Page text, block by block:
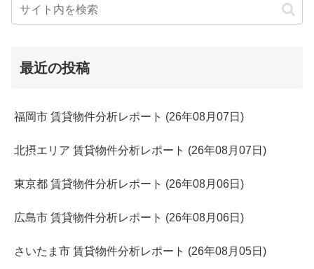
最近の投稿
福岡市 賃貸物件分析レポート (26年08月07日)
北摂エリア 賃貸物件分析レポート (26年08月07日)
東京都 賃貸物件分析レポート (26年08月06日)
広島市 賃貸物件分析レポート (26年08月06日)
さいたま市 賃貸物件分析レポート (26年08月05日)